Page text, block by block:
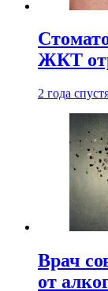
ЖКТ
2 года
Врач
от